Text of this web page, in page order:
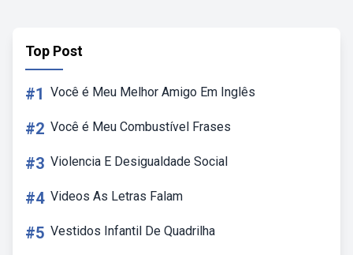
Top Post
#1 Você é Meu Melhor Amigo Em Inglês
#2 Você é Meu Combustível Frases
#3 Violencia E Desigualdade Social
#4 Videos As Letras Falam
#5 Vestidos Infantil De Quadrilha